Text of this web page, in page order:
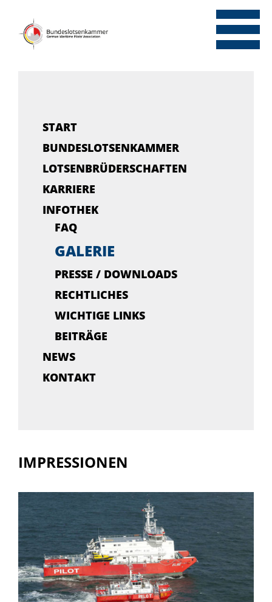
Inhalt
springen
START
BUNDESLOTSENKAMMER
LOTSENBRÜDERSCHAFTEN
KARRIERE
INFOTHEK
FAQ
GALERIE
PRESSE / DOWNLOADS
RECHTLICHES
WICHTIGE LINKS
BEITRÄGE
NEWS
KONTAKT
IMPRESSIONEN